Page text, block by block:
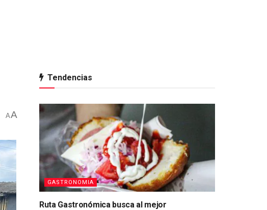
AA
Tendencias
GASTRONOMIA
Ruta Gastronómica busca al mejor